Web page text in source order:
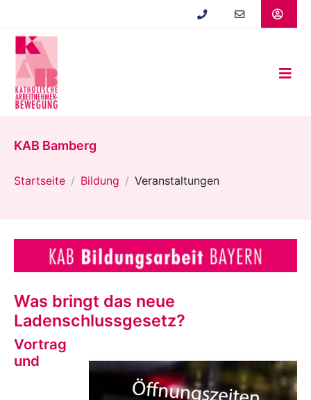
springen
KAB Bamberg
Startseite Bildung Veranstaltungen
Was bringt das neue
Ladenschlussgesetz?
Vortrag
und